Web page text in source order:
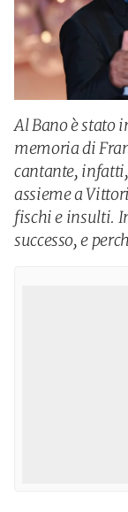
Al Bano è stato
memoria di
cantante,
assieme a
fischi e insulti.
successo, e